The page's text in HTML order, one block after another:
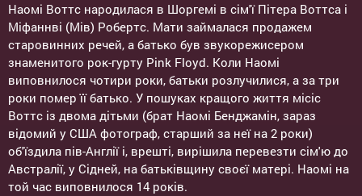
Наомі Воттс народилася в Шоргемі в сім'ї Пітера Воттса і
Міфаннві (Мів) Робертс. Мати займалася продажем
старовинних речей, а батько був звукорежисером
знаменитого рок-гурту Pink Floyd. Коли Наомі
виповнилося чотири роки, батьки розлучилися, а за три
роки помер її батько. У пошуках кращого життя місіс
Воттс із двома дітьми (брат Наомі Бенджамін, зараз
відомий у США фотограф, старший за неї на 2 роки)
об'їздила пів-Англії і, врешті, вирішила перевезти сім'ю до
Австралії, у Сідней, на батьківщину своєї матері. Наомі на
той час виповнилося 14 років.